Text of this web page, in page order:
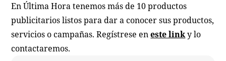
En Última Hora tenemos más de 10 productos
publicitarios listos para dar a conocer sus productos,
servicios o campañas. Regístrese eneste linky lo
contactaremos.